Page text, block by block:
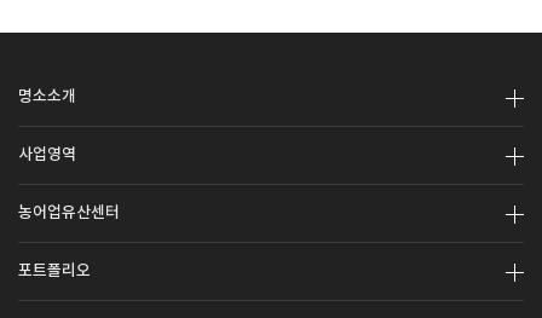
명소소개
사업영역
농어업유산센터
포트폴리오